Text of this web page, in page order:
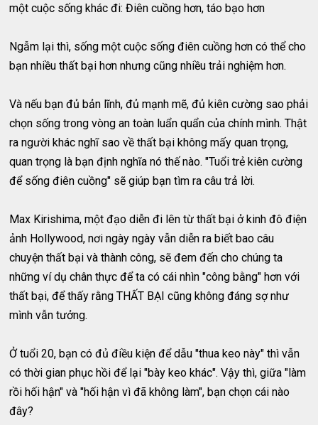
một cuộc sống khác đi: Điên cuồng hơn, táo bạo hơn
Ngẫm lại thì, sống một cuộc sống điên cuồng hơn có thể cho
bạn nhiều thất bại hơn nhưng cũng nhiều trải nghiệm hơn.
Và nếu bạn đủ bản lĩnh, đủ mạnh mẽ, đủ kiên cường sao phải
chọn sống trong vòng an toàn luẩn quẩn của chính mình. Thật
ra người khác nghĩ sao về thất bại không mấy quan trọng,
quan trọng là bạn định nghĩa nó thế nào. "Tuổi trẻ kiên cường
để sống điên cuồng" sẽ giúp bạn tìm ra câu trả lời.
Max Kirishima, một đạo diễn đi lên từ thất bại ở kinh đô điện
ảnh Hollywood, nơi ngày ngày vẫn diễn ra biết bao câu
chuyện thất bại và thành công, sẽ đem đến cho chúng ta
những ví dụ chân thực để ta có cái nhìn "công bằng" hơn với
thất bại, để thấy rằng THẤT BẠI cũng không đáng sợ như
mình vẫn tưởng.
Ở tuổi 20, bạn có đủ điều kiện để dẫu "thua keo này" thì vẫn
có thời gian phục hồi để lại "bày keo khác". Vậy thì, giữa "làm
rồi hối hận" và "hối hận vì đã không làm", bạn chọn cái nào
đây?